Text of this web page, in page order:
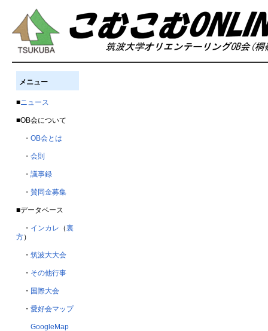
メニュー
■ニュース
■OB会について
・ OB会とは
・ 会則
・ 議事録
・ 賛同金募集
■データベース
・ インカレ （裏
方）
・ 筑波大大会
・ その他行事
・ 国際大会
・ 愛好会マップ
GoogleMap